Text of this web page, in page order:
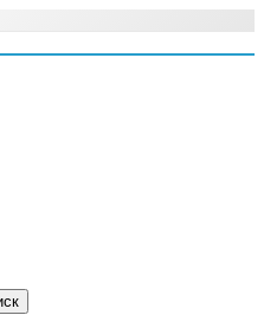
вам потрібно